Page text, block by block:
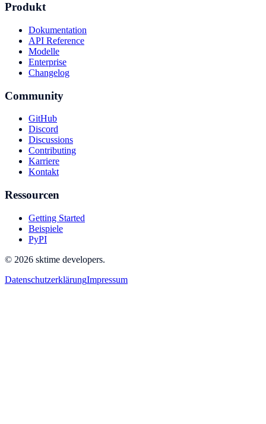
Produkt
Dokumentation
API Reference
Modelle
Enterprise
Changelog
Community
GitHub
Discord
Discussions
Contributing
Karriere
Kontakt
Ressourcen
Getting Started
Beispiele
PyPI
© 2026 sktime developers.
DatenschutzerklärungImpressum